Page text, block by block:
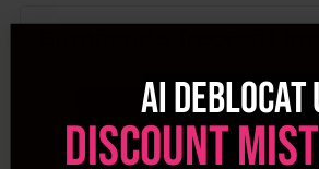
Pret special
Ai deblocat
discount